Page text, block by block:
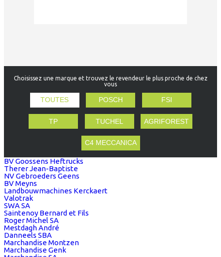
Choisissez une marque et trouvez le revendeur le plus proche de chez
vous
TOUTES POSCH FSI
TP TUCHEL AGRIFOREST
C4 MECCANICA
BV Goossens Heftrucks
Therer Jean-Baptiste
NV Gebroeders Geens
BV Meyns
Landbouwmachines Kerckaert
Valotrak
SWA SA
Saintenoy Bernard et Fils
Roger Michel SA
Mestdagh André
Danneels SBA
Marchandise Montzen
Marchandise Genk